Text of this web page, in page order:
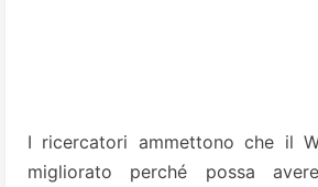
I ricercatori ammettono che il
migliorato perché possa